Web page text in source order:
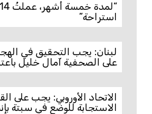
استراحة”
لبنان: يجب التحقيق في
على الصحفية آمال خليل
الاتحاد الأوروبي: يجب على
الاستجابة للوضع في سبتة